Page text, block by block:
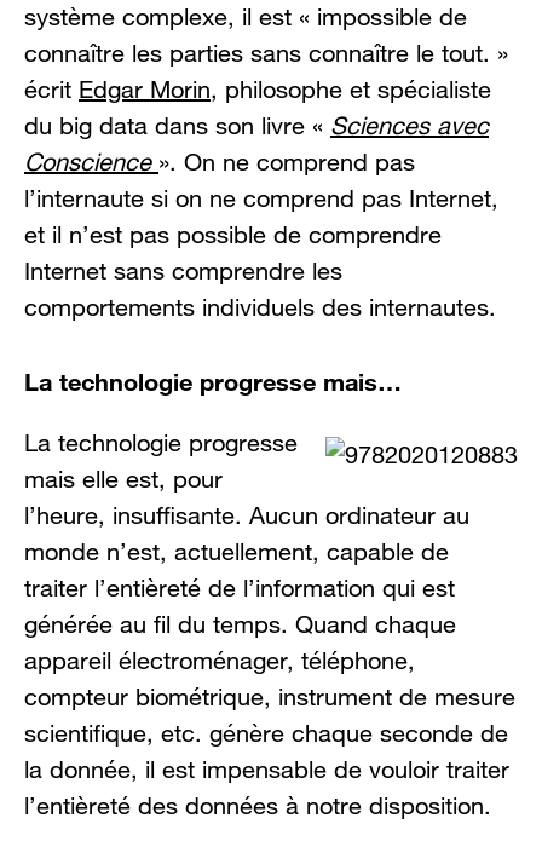
système complexe, il est « impossible de
connaître les parties sans connaître le tout. »
écrit Edgar Morin, philosophe et spécialiste
du big data dans son livre « Sciences avec
Conscience ». On ne comprend pas
l’internaute si on ne comprend pas Internet,
et il n’est pas possible de comprendre
Internet sans comprendre les
comportements individuels des internautes.
La technologie progresse mais…
La technologie progresse
mais elle est, pour
l’heure, insuffisante. Aucun ordinateur au
monde n’est, actuellement, capable de
traiter l’entièreté de l’information qui est
générée au fil du temps. Quand chaque
appareil électroménager, téléphone,
compteur biométrique, instrument de mesure
scientifique, etc. génère chaque seconde de
la donnée, il est impensable de vouloir traiter
l’entièreté des données à notre disposition.